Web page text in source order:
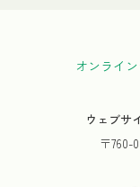
オンライ
ウェブサ
〒760-